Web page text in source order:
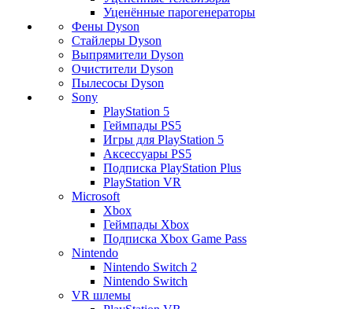
Уценённые парогенераторы
Фены Dyson
Стайлеры Dyson
Выпрямители Dyson
Очистители Dyson
Пылесосы Dyson
Sony
PlayStation 5
Геймпады PS5
Игры для PlayStation 5
Аксессуары PS5
Подписка PlayStation Plus
PlayStation VR
Microsoft
Xbox
Геймпады Xbox
Подписка Xbox Game Pass
Nintendo
Nintendo Switch 2
Nintendo Switch
VR шлемы